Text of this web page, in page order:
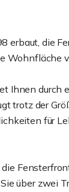
erbaut, die
Wohnfläche
Ihnen durch
trotz der
für
über zwei